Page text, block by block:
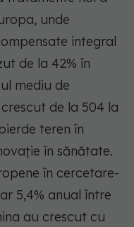
unde
integral
de la 42% în
mediu de
de la 504 la
teren în
în sănătate.
în cercetare-
5,4% anual între
au crescut cu